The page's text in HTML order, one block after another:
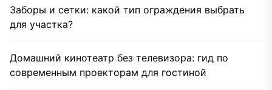
Заборы и сетки: какой тип ограждения выбрать
для участка?
Домашний кинотеатр без телевизора: гид по
современным проекторам для гостиной